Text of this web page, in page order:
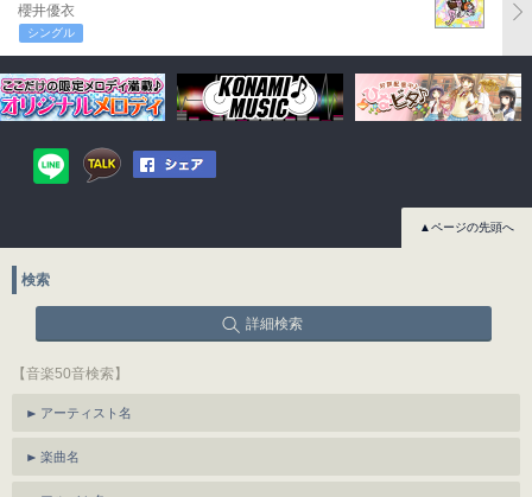
櫻井優衣
シングル
▲ページの先頭へ
検索
詳細検索
【音楽50音検索】
アーティスト名
楽曲名